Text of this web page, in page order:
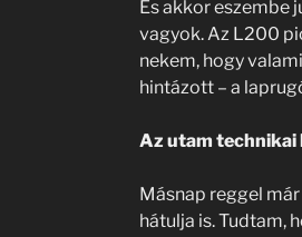
És akkor eszembe
vagyok. Az L200
nekem, hogy
hintázott – a
Az utam technikai
Másnap reggel
hátulja is. Tudtam,